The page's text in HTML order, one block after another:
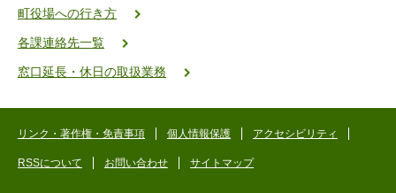
ク
二
ゴ
町役場への行き方
各課連絡先一覧
窓口延長・休日の取扱業務
リンク・著作権・免責事項 個人情報保護 アクセシビリティ
RSSについて お問い合わせ サイトマップ